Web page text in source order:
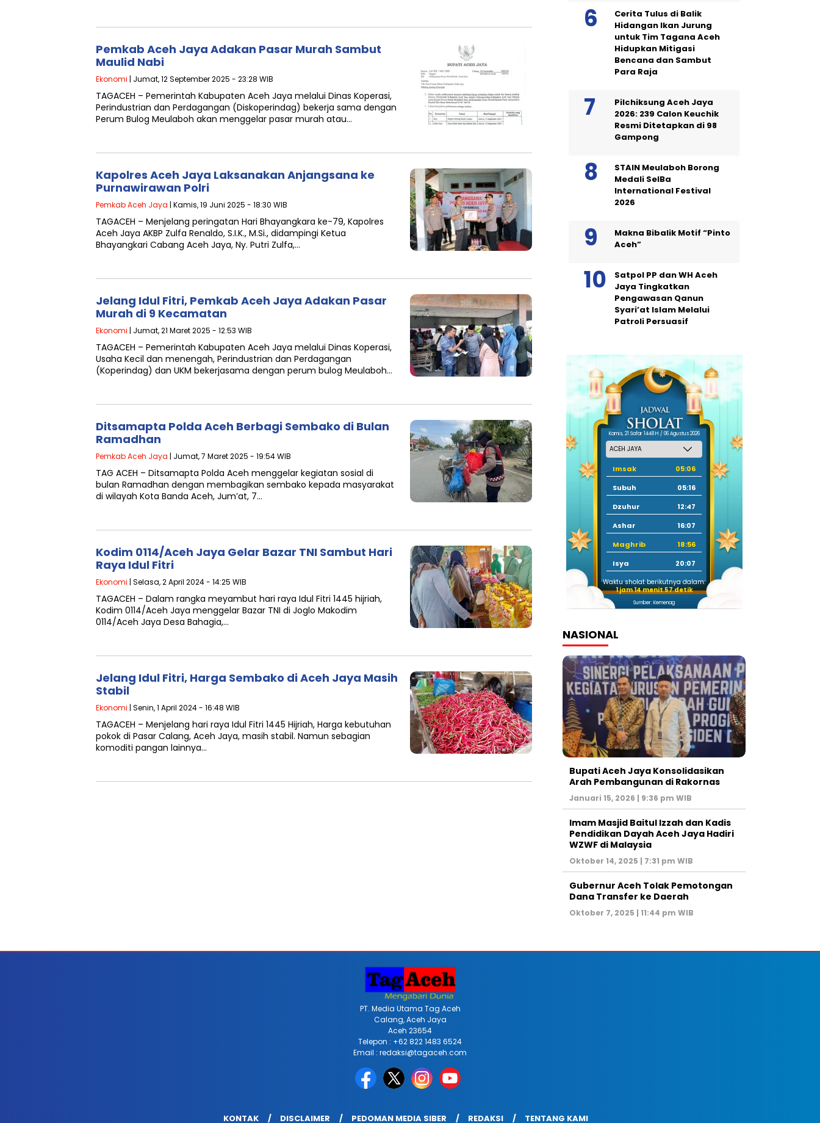
Pemkab Aceh Jaya Adakan Pasar Murah Sambut
Maulid Nabi
Ekonomi | Jumat, 12 September 2025 - 23:28 WIB
TAGACEH – Pemerintah Kabupaten Aceh Jaya melalui Dinas Koperasi,
Perindustrian dan Perdagangan (Diskoperindag) bekerja sama dengan
Perum Bulog Meulaboh akan menggelar pasar murah atau…
Kapolres Aceh Jaya Laksanakan Anjangsana ke
Purnawirawan Polri
Pemkab Aceh Jaya | Kamis, 19 Juni 2025 - 18:30 WIB
TAGACEH – Menjelang peringatan Hari Bhayangkara ke-79, Kapolres
Aceh Jaya AKBP Zulfa Renaldo, S.I.K., M.Si., didampingi Ketua
Bhayangkari Cabang Aceh Jaya, Ny. Putri Zulfa,…
Jelang Idul Fitri, Pemkab Aceh Jaya Adakan Pasar
Murah di 9 Kecamatan
Ekonomi | Jumat, 21 Maret 2025 - 12:53 WIB
TAGACEH – Pemerintah Kabupaten Aceh Jaya melalui Dinas Koperasi,
Usaha Kecil dan menengah, Perindustrian dan Perdagangan
(Koperindag) dan UKM bekerjasama dengan perum bulog Meulaboh…
Ditsamapta Polda Aceh Berbagi Sembako di Bulan
Ramadhan
Pemkab Aceh Jaya | Jumat, 7 Maret 2025 - 19:54 WIB
TAG ACEH – Ditsamapta Polda Aceh menggelar kegiatan sosial di
bulan Ramadhan dengan membagikan sembako kepada masyarakat
di wilayah Kota Banda Aceh, Jum’at, 7…
Kodim 0114/Aceh Jaya Gelar Bazar TNI Sambut Hari
Raya Idul Fitri
Ekonomi | Selasa, 2 April 2024 - 14:25 WIB
TAGACEH – Dalam rangka meyambut hari raya Idul Fitri 1445 hijriah,
Kodim 0114/Aceh Jaya menggelar Bazar TNI di Joglo Makodim
0114/Aceh Jaya Desa Bahagia,…
Jelang Idul Fitri, Harga Sembako di Aceh Jaya Masih
Stabil
Ekonomi | Senin, 1 April 2024 - 16:48 WIB
TAGACEH – Menjelang hari raya Idul Fitri 1445 Hijriah, Harga kebutuhan
pokok di Pasar Calang, Aceh Jaya, masih stabil. Namun sebagian
komoditi pangan lainnya…
Cerita Tulus di Balik
Hidangan Ikan Jurung
untuk Tim Tagana Aceh
Hidupkan Mitigasi
Bencana dan Sambut
Para Raja
Pilchiksung Aceh Jaya
2026: 239 Calon Keuchik
Resmi Ditetapkan di 98
Gampong
STAIN Meulaboh Borong
Medali SeIBa
International Festival
2026
Makna Bibalik Motif “Pinto
Aceh”
Satpol PP dan WH Aceh
Jaya Tingkatkan
Pengawasan Qanun
Syari’at Islam Melalui
Patroli Persuasif
Kamis, 21 Safar 1448 H / 06 Agustus 2026
Imsak
05:06
Subuh
05:16
Dzuhur
12:47
Ashar
16:07
Maghrib
18:56
Isya
20:07
Waktu sholat berikutnya dalam:
1 jam 14 menit 56 detik
Sumber: Kemenag
NASIONAL
Bupati Aceh Jaya Konsolidasikan
Arah Pembangunan di Rakornas
Januari 15, 2026 | 9:36 pm WIB
Imam Masjid Baitul Izzah dan Kadis
Pendidikan Dayah Aceh Jaya Hadiri
WZWF di Malaysia
Oktober 14, 2025 | 7:31 pm WIB
Gubernur Aceh Tolak Pemotongan
Dana Transfer ke Daerah
Oktober 7, 2025 | 11:44 pm WIB
PT. Media Utama Tag Aceh
Calang, Aceh Jaya
Aceh 23654
Telepon : +62 822 1483 6524
Email : redaksi@tagaceh.com
KONTAK DISCLAIMER PEDOMAN MEDIA SIBER REDAKSI TENTANG KAMI